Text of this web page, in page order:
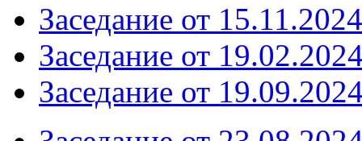
Заседание от 15.11.2024
Заседание от
Заседание от